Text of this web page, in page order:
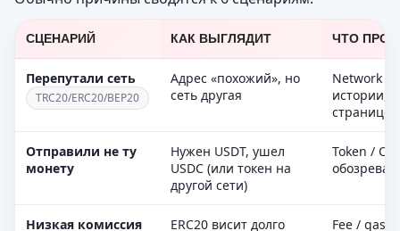
СЦЕНАРИЙ КАК ВЫГЛЯДИТ ЧТО
Перепутали сеть
TRC20/ERC20/BEP20
Адрес «похожий», но
сеть другая
Network в
истории,
странице
Отправили не ту
монету
Нужен USDT, ушел
USDC (или токен на
другой сети)
Token /
Низкая комиссия
ERC20 висит долго
Fee / gas,